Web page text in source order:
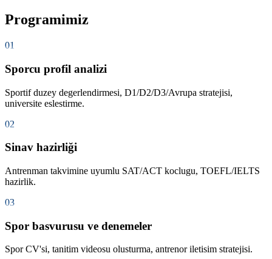
Programimiz
01
Sporcu profil analizi
Sportif duzey degerlendirmesi, D1/D2/D3/Avrupa stratejisi,
universite eslestirme.
02
Sinav hazirliği
Antrenman takvimine uyumlu SAT/ACT koclugu, TOEFL/IELTS
hazirlik.
03
Spor basvurusu ve denemeler
Spor CV'si, tanitim videosu olusturma, antrenor iletisim stratejisi.